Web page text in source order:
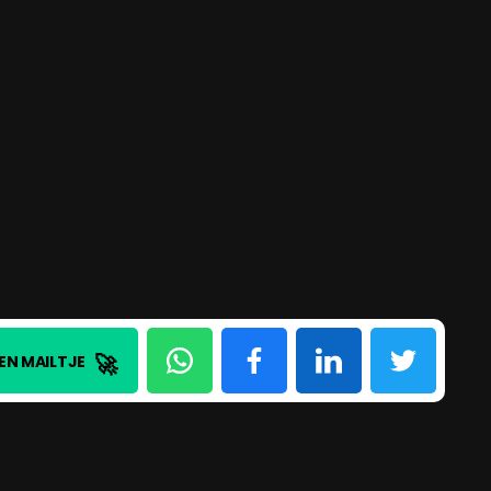
MAILTJE 🚀